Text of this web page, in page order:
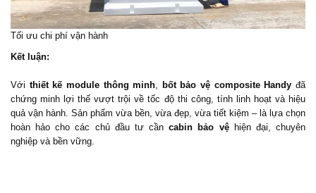
Tối ưu chi phí vận hành
Kết luận:
Với thiết kế module thông minh bốt bảo vệ composite Handy đã
chứng minh lợi thế vượt trội về tốc độ thi công, tính linh hoạt và hiệu
quả vận hành. Sản phẩm vừa bền, vừa đẹp, vừa tiết kiệm – là lựa chọn
hoàn hảo cho các chủ đầu tư cầncabin bảo vệhiện đại, chuyên
nghiệp và bền vững.